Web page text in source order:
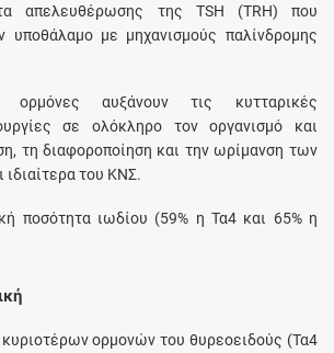
απελευθέρωσης της TSH (TRH) που
υποθάλαμο με μηχανισμούς παλίνδρομης
ορμόνες αυξάνουν τις κυτταρικές
σε ολόκληρο τον οργανισμό και
τη διαφοροποίηση και την ωρίμανση των
του ΚΝΣ.
ποσότητα ιωδίου (59% η Τα4 και 65% η
ορμονών του θυρεοειδούς (Τα4